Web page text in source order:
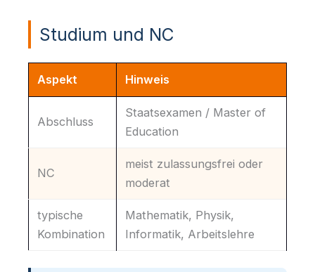
Studium und NC
Aspekt Hinweis
Abschluss
Staatsexamen / Master of
Education
NC
meist zulassungsfrei oder
moderat
typische
Kombination
Mathematik, Physik,
Informatik, Arbeitslehre